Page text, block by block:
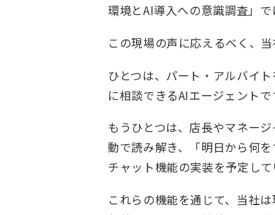
環境とAI導入への意識調査」
この現場の声に応えるべく、
ひとつは、パート・アルバイ
に相談できるAIエージェントで
もうひとつは、店長やマネー
動で読み解き、「明日から何
チャット機能の実装を予定して
これらの機能を通じて、当社